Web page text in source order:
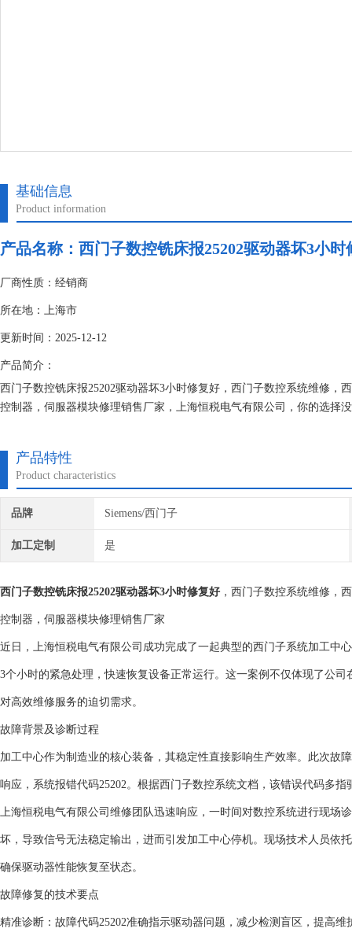
基础信息
Product information
产品名称： 西门子数控铣床报25202驱动器坏3小时
厂商性质：经销商
所在地：上海市
更新时间：2025-12-12
产品简介：
西门子数控铣床报25202驱动器坏3小时修复好，西门子数控系统维修
控制器，伺服器模块修理销售厂家，上海恒税电气有限公司，你的选择
产品特性
Product characteristics
品牌 Siemens/西门子
加工定制 是
西门子数控铣床报25202驱动器坏3小时修复好 ，西门子数控系统维修，
控制器，伺服器模块修理销售厂家
近日，上海恒税电气有限公司成功完成了一起典型的西门子系统加工中
3个小时的紧急处理，快速恢复设备正常运行。这一案例不仅体现了公
对高效维修服务的迫切需求。
故障背景及诊断过程
加工中心作为制造业的核心装备，其稳定性直接影响生产效率。此次故
响应，系统报错代码25202。根据西门子数控系统文档，该错误代码多
上海恒税电气有限公司维修团队迅速响应，一时间对数控系统进行现场
坏，导致信号无法稳定输出，进而引发加工中心停机。现场技术人员依
确保驱动器性能恢复至状态。
故障修复的技术要点
精准诊断：故障代码25202准确指示驱动器问题，减少检测盲区，提高维